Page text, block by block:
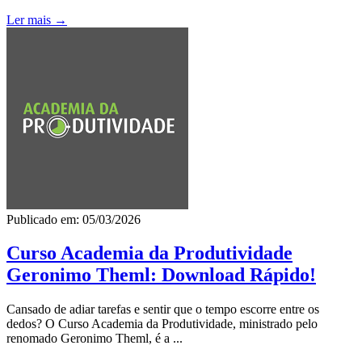
Ler mais →
Publicado em: 05/03/2026
Curso Academia da Produtividade
Geronimo Theml: Download Rápido!
Cansado de adiar tarefas e sentir que o tempo escorre entre os
dedos? O Curso Academia da Produtividade, ministrado pelo
renomado Geronimo Theml, é a ...